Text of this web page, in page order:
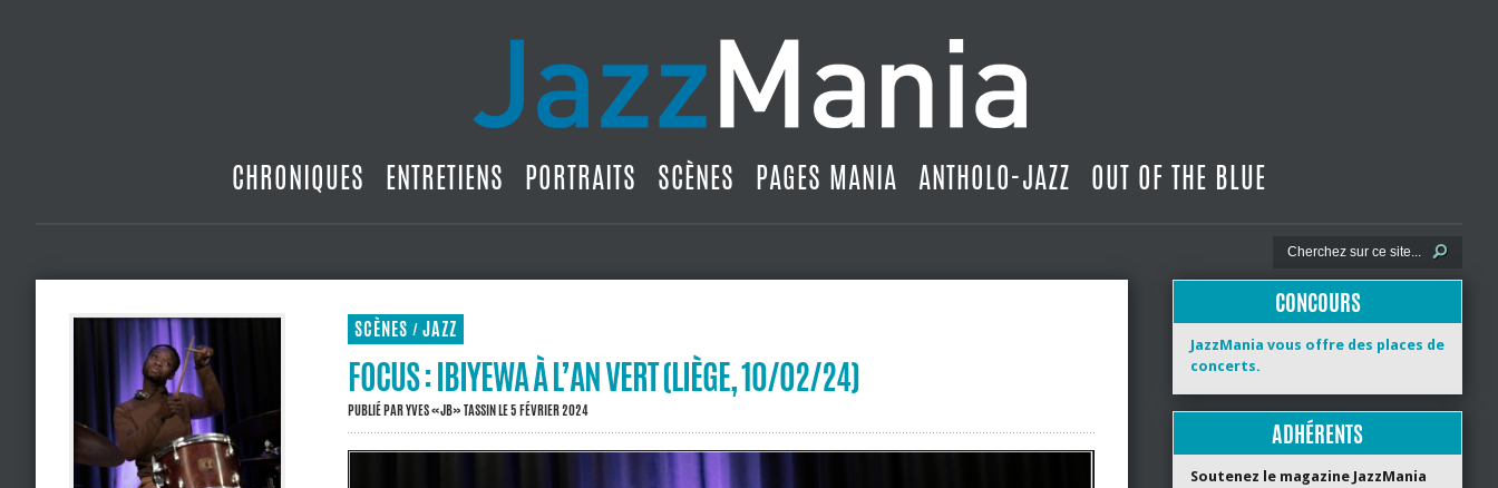
CHRONIQUES ENTRETIENS PORTRAITS SCÈNES PAGES MANIA ANTHOLO-JAZZ OUT OF THE BLUE
SCÈNES / JAZZ
FOCUS : IBIYEWA À L’AN VERT (LIÈGE, 10/02/24)
PUBLIÉ PARYVES «JB» TASSINLE 5 FÉVRIER 2024
CONCOURS
JazzMania vous offre des places de
concerts.
ADHÉRENTS
Soutenez le magazine JazzMania